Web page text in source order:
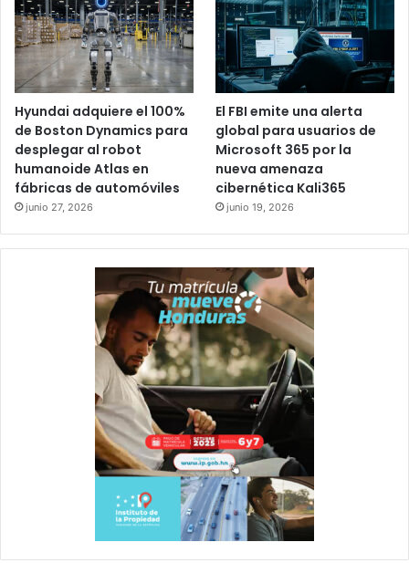
Hyundai adquiere el 100%
de Boston Dynamics para
desplegar al robot
humanoide Atlas en
fábricas de automóviles
junio 27, 2026
El FBI emite una alerta
global para usuarios de
Microsoft 365 por la
nueva amenaza
cibernética Kali365
junio 19, 2026